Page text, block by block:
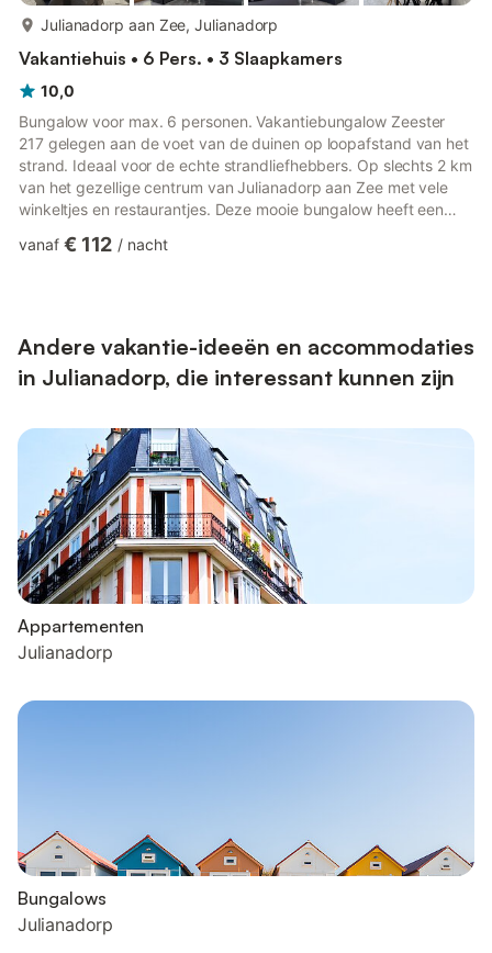
Julianadorp aan Zee, Julianadorp
Vakantiehuis • 6 Pers. • 3 Slaapkamers
10,0
Bungalow voor max. 6 personen. Vakantiebungalow Zeester
217 gelegen aan de voet van de duinen op loopafstand van het
strand. Ideaal voor de echte strandliefhebbers. Op slechts 2 km
van het gezellige centrum van Julianadorp aan Zee met vele
winkeltjes en restaurantjes. Deze mooie bungalow heeft een
gelijkvloers en heeft een open keuken en woonkamer met
vanaf € 112 / nacht
Andere vakantie-ideeën en accommodaties
in Julianadorp, die interessant kunnen zijn
Appartementen
Julianadorp
Bungalows
Julianadorp